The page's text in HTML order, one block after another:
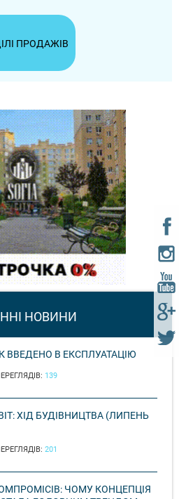
ПРОДАЖІВ
НОВИНИ
ВВЕДЕНО В ЕКСПЛУАТАЦІЮ
139
ХІД БУДІВНИЦТВА (ЛИПЕНЬ
201
ЧОМУ КОНЦЕПЦІЯ